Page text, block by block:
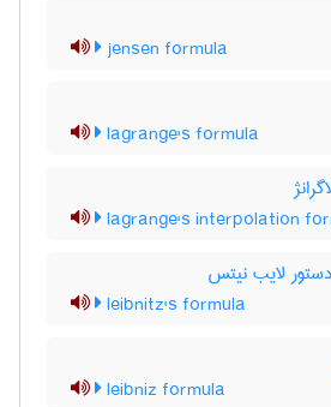
jensen formula
lagrange's formula
lagrange's interpolation
دستور لایب نیتس
leibnitz's formula
leibniz formula